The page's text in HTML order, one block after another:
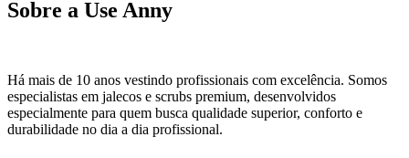
Sobre a Use Anny
Há mais de 10 anos vestindo profissionais com excelência. Somos
especialistas em jalecos e scrubs premium, desenvolvidos
especialmente para quem busca qualidade superior, conforto e
durabilidade no dia a dia profissional.